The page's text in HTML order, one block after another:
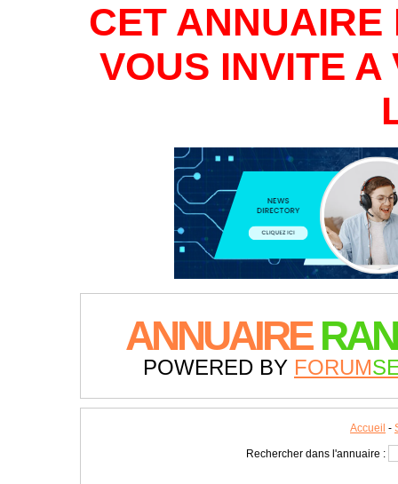
CET
VOUS INVITE A
ANNUAIRE
POWERED BY FORUM
Accueil -
Rechercher dans l'annuaire :